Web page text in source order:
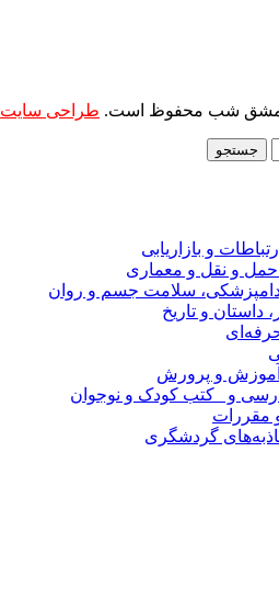
مشق شب محفوظ است. طراحی سایت
جستجو
و بازاریابی
و نقل و معماری
دامپزشکی، سلامت جسم و روان
داستان و تاریخ
آموزش و پرورش
و _کتب کودک و نوجوان
مقررات
گردشگری